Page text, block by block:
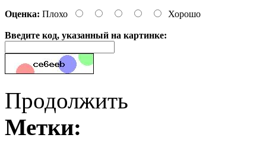
Оценка: Плохо Хорошо
Введите код, указанный на картинке:
Продолжить
Метки: